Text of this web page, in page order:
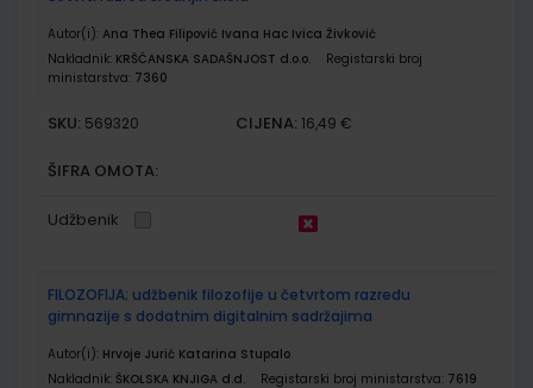
Autor(i): Ana Thea Filipović Ivana Hac Ivica Živković
Nakladnik: KRŠĆANSKA SADAŠNJOST d.o.o.
Registarski broj
ministarstva: 7360
SKU: 569320 CIJENA: 16,49 €
ŠIFRA OMOTA:
Udžbenik
FILOZOFIJA; udžbenik filozofije u četvrtom razredu
gimnazije s dodatnim digitalnim sadržajima
Autor(i): Hrvoje Jurić Katarina Stupalo
Nakladnik: ŠKOLSKA KNJIGA d.d. Registarski broj ministarstva: 7619